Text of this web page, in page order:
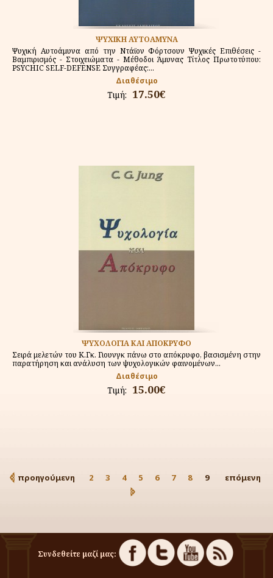
ΨΥΧΙΚΗ ΑΥΤΟΑΜΥΝΑ
Ψυχική Αυτοάμυνα από την Ντάϊον Φόρτσουν Ψυχικές Επιθέσεις -
Βαμπιρισμός - Στοιχειώματα - Μέθοδοι Άμυνας Τίτλος Πρωτοτύπου:
PSYCHIC SELF-DEFENSE Συγγραφέας:...
Διαθέσιμο
Τιμή: 17.50€
ΨΥΧΟΛΟΓΙΑ ΚΑΙ ΑΠΟΚΡΥΦΟ
Σειρά μελετών του Κ.Γκ. Γιουνγκ πάνω στο απόκρυφο, βασισμένη στην
παρατήρηση και ανάλυση των ψυχολογικών φαινομένων...
Διαθέσιμο
Τιμή: 15.00€
προηγούμενη 2 3 4 5 6 7 8 9 επόμενη
Συνδεθείτε μαζί μας: